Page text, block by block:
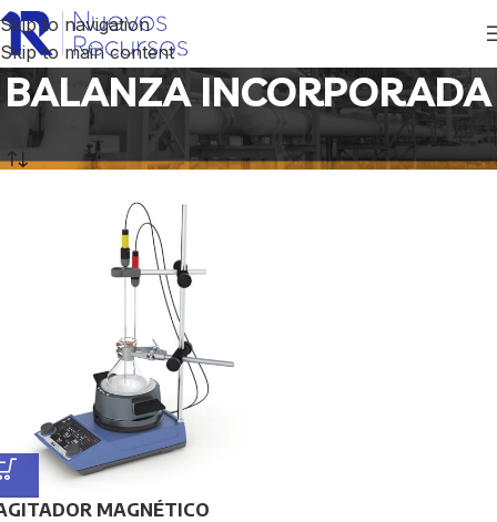
Skip to navigation
Skip to main content
BALANZA INCORPORADA
Inicio Productos etiquetados “BALANZA INCORPORADA”
MAGNÉTICO